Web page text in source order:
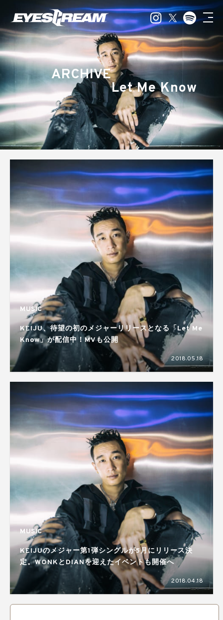
ARCHIVE
Let Me Know
MUSIC
KEIJU、待望の初のメジャーリリースとなる「Let Me
Know」が配信中！MVも公開
2018.05.18
MUSIC
KEIJUのメジャー第1弾シングルが5月にリリース決
定。WONKとDIANを迎えたイベントも開催へ
2018.04.18